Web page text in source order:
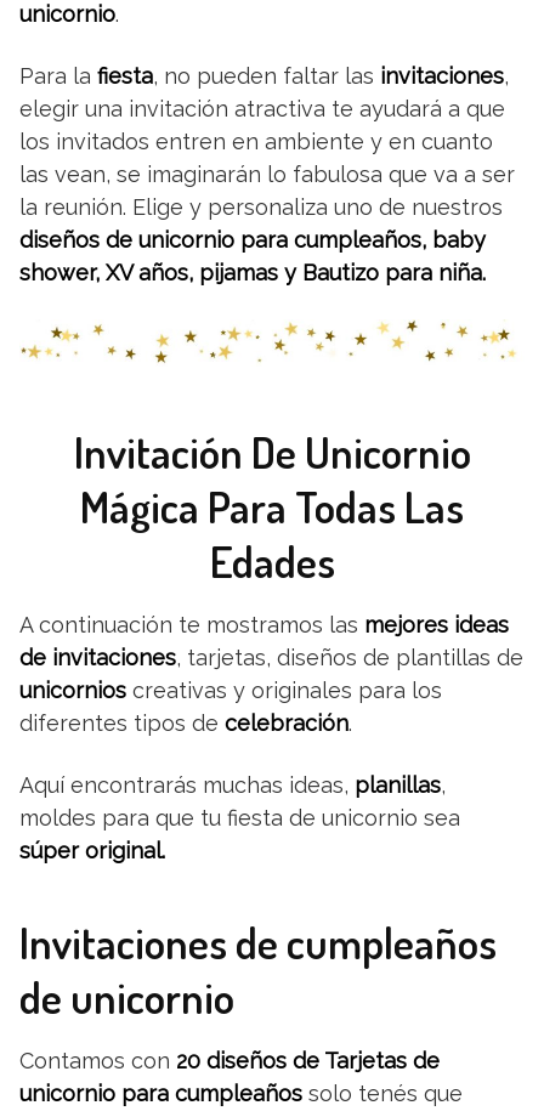
unicornio.
Para la fiesta, no pueden faltar las invitaciones,
elegir una invitación atractiva te ayudará a que
los invitados entren en ambiente y en cuanto
las vean, se imaginarán lo fabulosa que va a ser
la reunión. Elige y personaliza uno de nuestros
diseños de unicornio para cumpleaños, baby
shower, XV años, pijamas y Bautizo para niña.
Invitación De Unicornio
Mágica Para Todas Las
Edades
A continuación te mostramos las mejores ideas
de invitaciones, tarjetas, diseños de plantillas de
unicornios creativas y originales para los
diferentes tipos de celebración.
Aquí encontrarás muchas ideas, planillas,
moldes para que tu fiesta de unicornio sea
súper original.
Invitaciones de cumpleaños
de unicornio
Contamos con 20 diseños de Tarjetas de
unicornio para cumpleaños solo tenés que